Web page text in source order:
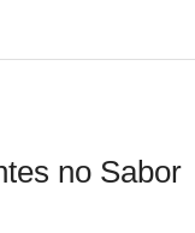
no Sabor